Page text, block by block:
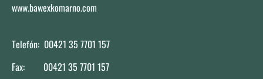
www.bawexkomarno.com
Telefón: 00421 35 7701 157
Fax: 00421 35 7701 157